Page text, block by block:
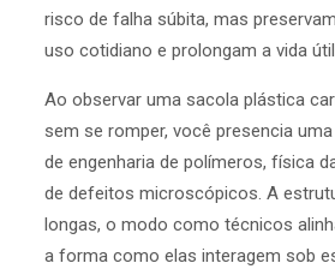
risco de falha súbita, mas
uso cotidiano e prolongam a vida
Ao observar uma sacola plástica
sem se romper, você presencia
de engenharia de polímeros, física
de defeitos microscópicos. A
longas, o modo como técnicos
a forma como elas interagem sob